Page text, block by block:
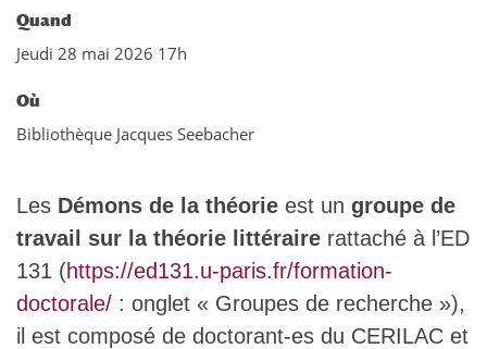
Quand
Jeudi 28 mai 2026 17h
Où
Bibliothèque Jacques Seebacher
Les Démons de la théorie est un groupe de
travail sur la théorie littéraire rattaché à l’ED
131 (https://ed131.u-paris.fr/formation-
doctorale/ : onglet « Groupes de recherche »),
il est composé de doctorant-es du CERILAC et